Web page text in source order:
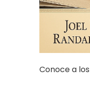
Conoce a